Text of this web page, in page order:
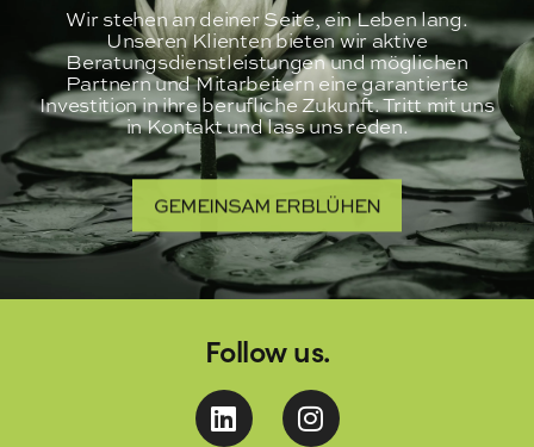
Wir stehen an deiner Seite, ein Leben lang.
Unseren Klienten bieten wir aktive
Beratungsdienstleistungen und möglichen
Partnern und Mitarbeitern eine garantierte
Investition in ihre berufliche Zukunft. Tritt mit uns
in Kontakt und lass uns reden.
GEMEINSAM ERBLÜHEN
Follow us.